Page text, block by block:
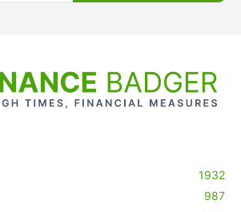
1932
987